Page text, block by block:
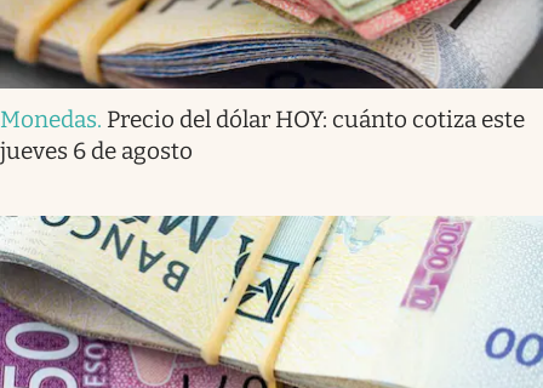
Monedas. Precio del dólar HOY: cuánto cotiza este
jueves 6 de agosto